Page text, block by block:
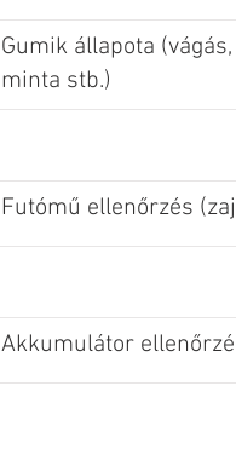
Gumik állapota
minta stb.)
Futómű ellenőrzés
Akkumulátor